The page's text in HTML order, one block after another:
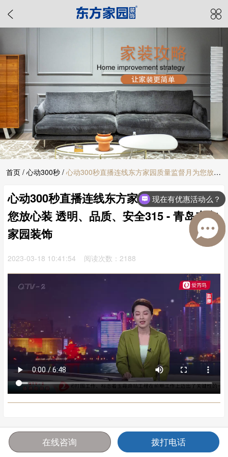
首页 / 心动300秒 / 心动300秒直播连线东方家园质量监督月为您放心
装 透明、品质、安全315 - 青岛东方家园装饰
心动300秒直播连线东方家园质量监督月为
您放心装 透明、品质、安全315 - 青岛东方
家园装饰
2023-03-18 10:41:54 阅读次数：2188
首页 报价 电话 咨询
现在有优惠活动么？
在线咨询 拨打电话